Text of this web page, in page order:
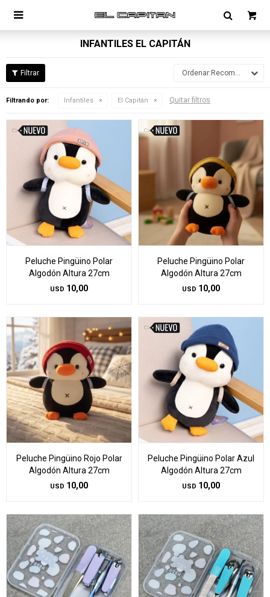

INFANTILES EL CAPITÁN
Recomendados
Filtrando por: Infantiles El Capitán Quitar filtros
Peluche Pingüino Polar
Algodón Altura 27cm
USD 10,00
Peluche Pingüino Polar
Algodón Altura 27cm
USD 10,00
Peluche Pingüino Rojo Polar
Algodón Altura 27cm
USD 10,00
Peluche Pingüino Polar Azul
Algodón Altura 27cm
USD 10,00